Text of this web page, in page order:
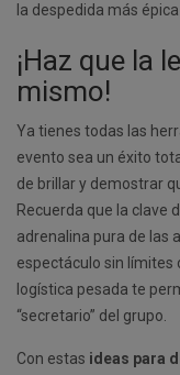
la despedida más
¡Haz que la
mismo!
Ya tienes todas las
evento sea un éxito
de brillar y demostrar
Recuerda que la clave
adrenalina pura de las
espectáculo sin límites
logística pesada te
“secretario” del grupo.
Con estas ideas para